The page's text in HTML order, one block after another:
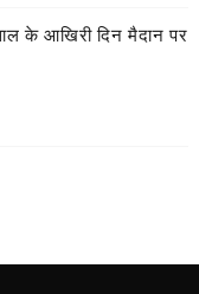
के आखिरी दिन मैदान पर